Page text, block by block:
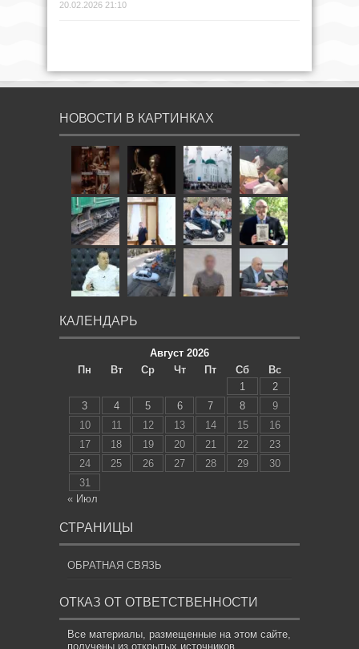
20.02.2026 21:10
НОВОСТИ В КАРТИНКАХ
КАЛЕНДАРЬ
Август 2026
Пн
Вт Ср Чт Пт Сб
Вс
1
2
3
4 5 6 7 8
9
10
11 12 13 14 15
16
17
18 19 20 21 22
23
24
25 26 27 28 29
30
31
« Июл
СТРАНИЦЫ
ОБРАТНАЯ СВЯЗЬ
ОТКАЗ ОТ ОТВЕТСТВЕННОСТИ
Все материалы, размещенные на этом сайте,
получены из открытых источников,